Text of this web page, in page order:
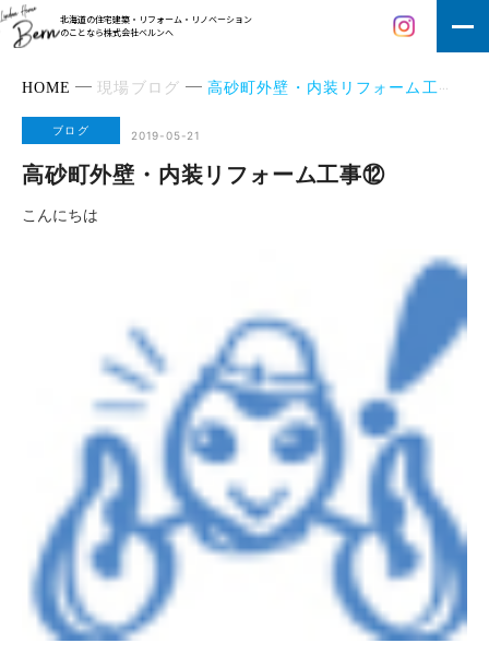
北海道の住宅建築・リフォーム・リノベーション
のことなら株式会社ベルンへ
HOME 現場ブログ 高砂町外壁・内装リフォーム工事⑫
ブログ 2019-05-21
高砂町外壁・内装リフォーム工事⑫
こんにちは